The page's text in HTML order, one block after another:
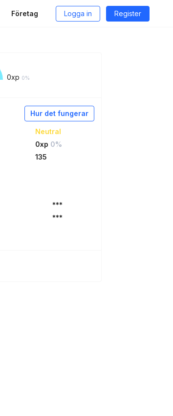
Företag Logga in Register
0xp 0%
Hur det fungerar
Neutral
0xp 0%
135
***
***